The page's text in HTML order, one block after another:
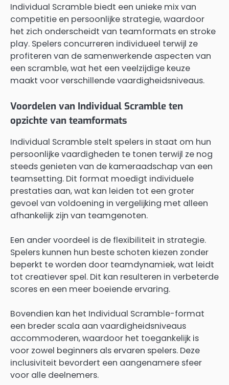
Individual Scramble biedt een unieke mix van
competitie en persoonlijke strategie, waardoor
het zich onderscheidt van teamformats en stroke
play. Spelers concurreren individueel terwijl ze
profiteren van de samenwerkende aspecten van
een scramble, wat het een veelzijdige keuze
maakt voor verschillende vaardigheidsniveaus.
Voordelen van Individual Scramble ten
opzichte van teamformats
Individual Scramble stelt spelers in staat om hun
persoonlijke vaardigheden te tonen terwijl ze nog
steeds genieten van de kameraadschap van een
teamsetting. Dit format moedigt individuele
prestaties aan, wat kan leiden tot een groter
gevoel van voldoening in vergelijking met alleen
afhankelijk zijn van teamgenoten.
Een ander voordeel is de flexibiliteit in strategie.
Spelers kunnen hun beste schoten kiezen zonder
beperkt te worden door teamdynamiek, wat leidt
tot creatiever spel. Dit kan resulteren in verbeterde
scores en een meer boeiende ervaring.
Bovendien kan het Individual Scramble-format
een breder scala aan vaardigheidsniveaus
accommoderen, waardoor het toegankelijk is
voor zowel beginners als ervaren spelers. Deze
inclusiviteit bevordert een aangenamere sfeer
voor alle deelnemers.